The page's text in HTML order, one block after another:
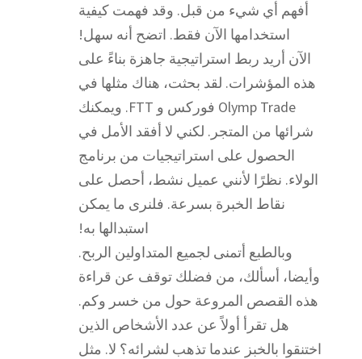
أفهم أي شيء من قبل. وقد فهمت كيفية
استخدامها الآن فقط. اتضح أنه سهل!
الآن أريد ربط استراتيجية جاهزة بناءً على
هذه المؤشرات. لقد بحثت، هناك مثلها في
Olymp Trade فوركس و FTT. ويمكنك
شرائها من المتجر. لكني لا أفقد الأمل في
الحصول على استراتيجيات من برنامج
الولاء. نظرًا لأنني عميل نشط، أحصل على
نقاط الخبرة بسرعة. فلنرى ما يمكن
استبدالها به!
وبالطبع أتمنى لجميع المتداولين الربح.
وأيضا، أسألك، من فضلك توقف عن قراءة
هذه القصص المروعة حول من خسر وكم.
هل تقرأ أولاً عن عدد الأشخاص الذين
اختنقوا بالخبز عندما تذهب لشرائه؟ لا. مثل